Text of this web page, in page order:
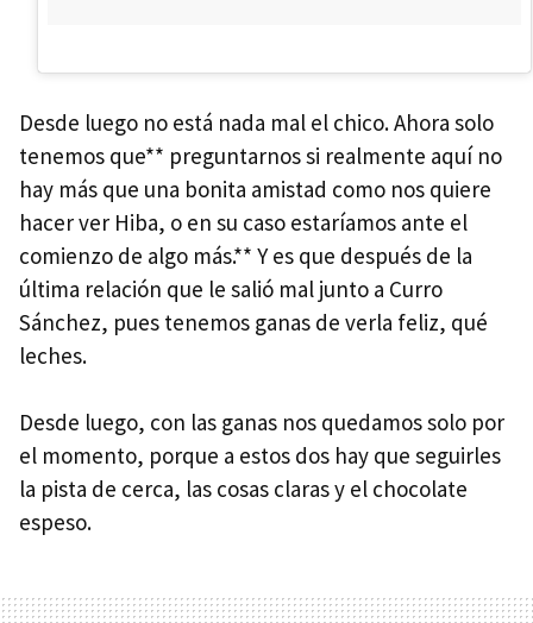
Desde luego no está nada mal el chico. Ahora solo
tenemos que** preguntarnos si realmente aquí no
hay más que una bonita amistad como nos quiere
hacer ver Hiba, o en su caso estaríamos ante el
comienzo de algo más.** Y es que después de la
última relación que le salió mal junto a Curro
Sánchez, pues tenemos ganas de verla feliz, qué
leches.
Desde luego, con las ganas nos quedamos solo por
el momento, porque a estos dos hay que seguirles
la pista de cerca, las cosas claras y el chocolate
espeso.